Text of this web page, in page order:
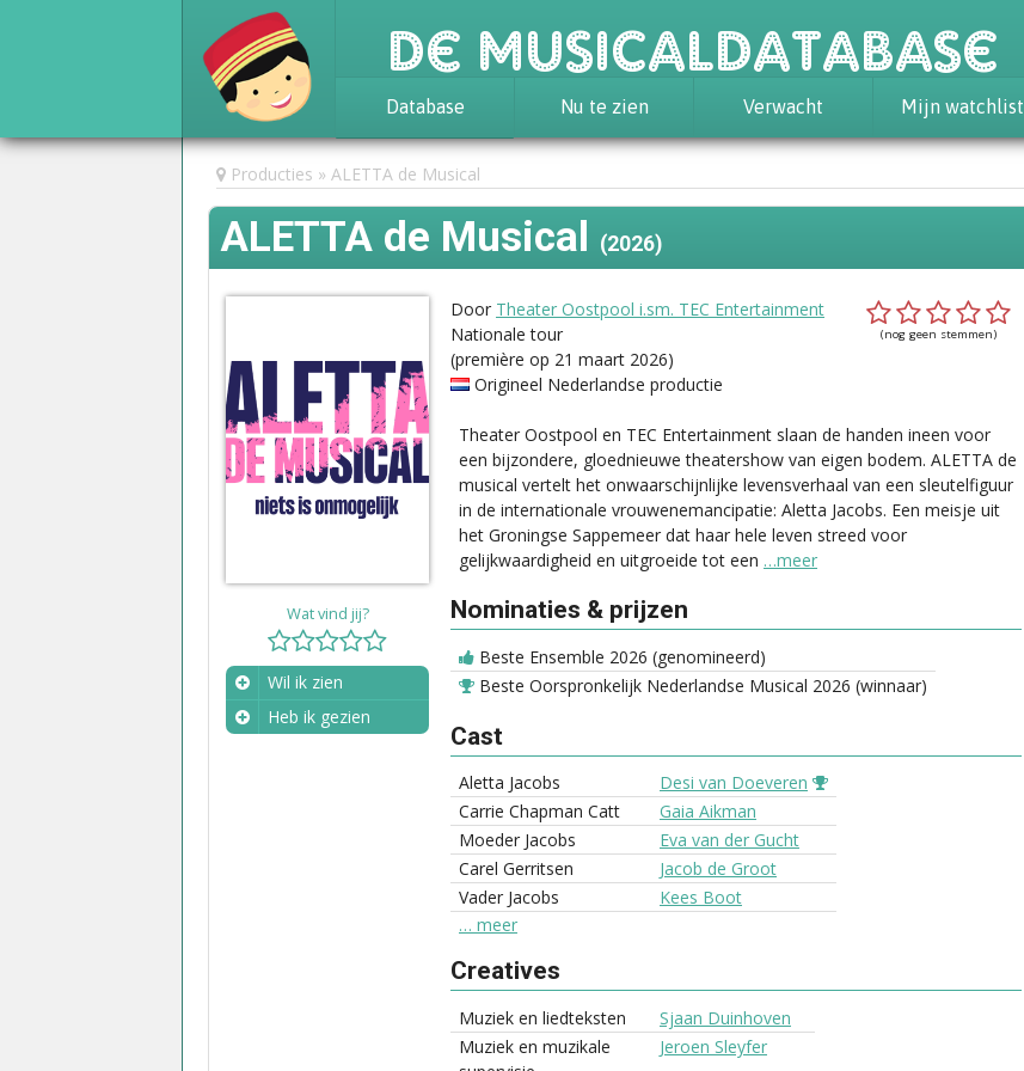
De Musicaldatabase
Database
Achtergrond
Awards
Statistieken
Nu te zien Verwacht Mijn watchlist
Producties ALETTA de Musical
ALETTA de Musical (2026)
Wat vind jij?
Wil ik zien
Heb ik gezien
(nog geen stemmen)
Door Theater Oostpool i.sm. TEC Entertainment
Nationale tour
(première op 21 maart 2026)
Origineel Nederlandse productie
Theater Oostpool en TEC Entertainment slaan de handen ineen voor
een bijzondere, gloednieuwe theatershow van eigen bodem. ALETTA de
musical vertelt het onwaarschijnlijke levensverhaal van een sleutelfiguur
in de internationale vrouwenemancipatie: Aletta Jacobs. Een meisje uit
het Groningse Sappemeer dat haar hele leven streed voor
gelijkwaardigheid en uitgroeide tot een …meer
Nominaties & prijzen
Beste Ensemble 2026 (genomineerd)
Beste Oorspronkelijk Nederlandse Musical 2026 (winnaar)
Cast
Aletta Jacobs
Desi van Doeveren
Carrie Chapman Catt
Gaia Aikman
Moeder Jacobs
Eva van der Gucht
Carel Gerritsen
Jacob de Groot
Vader Jacobs
Kees Boot
… meer
Creatives
Muziek en liedteksten
Sjaan Duinhoven
Muziek en muzikale
Jeroen Sleyfer